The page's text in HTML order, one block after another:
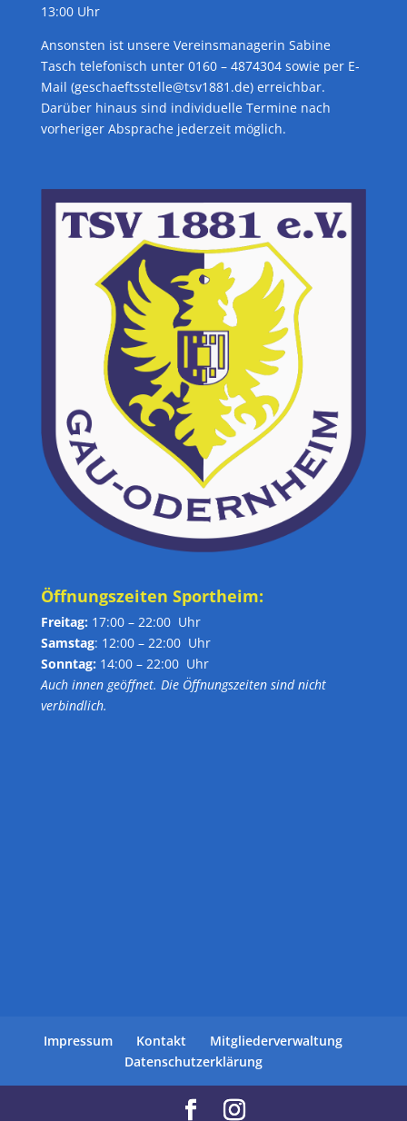
13:00 Uhr
Ansonsten ist unsere Vereinsmanagerin Sabine
Tasch telefonisch unter 0160 – 4874304 sowie per E-
Mail (geschaeftsstelle@tsv1881.de) erreichbar.
Darüber hinaus sind individuelle Termine nach
vorheriger Absprache jederzeit möglich.
Öffnungszeiten Sportheim:
Freitag: 17:00 – 22:00 Uhr
Samstag: 12:00 – 22:00 Uhr
Sonntag: 14:00 – 22:00 Uhr
Auch innen geöffnet. Die Öffnungszeiten sind nicht
verbindlich.
Impressum Kontakt
Mitgliederverwaltung
Datenschutzerklärung